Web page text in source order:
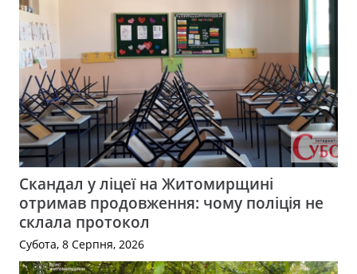
Скандал у ліцеї на Житомирщині
отримав продовження: чому поліція не
склала протокол
Субота, 8 Серпня, 2026